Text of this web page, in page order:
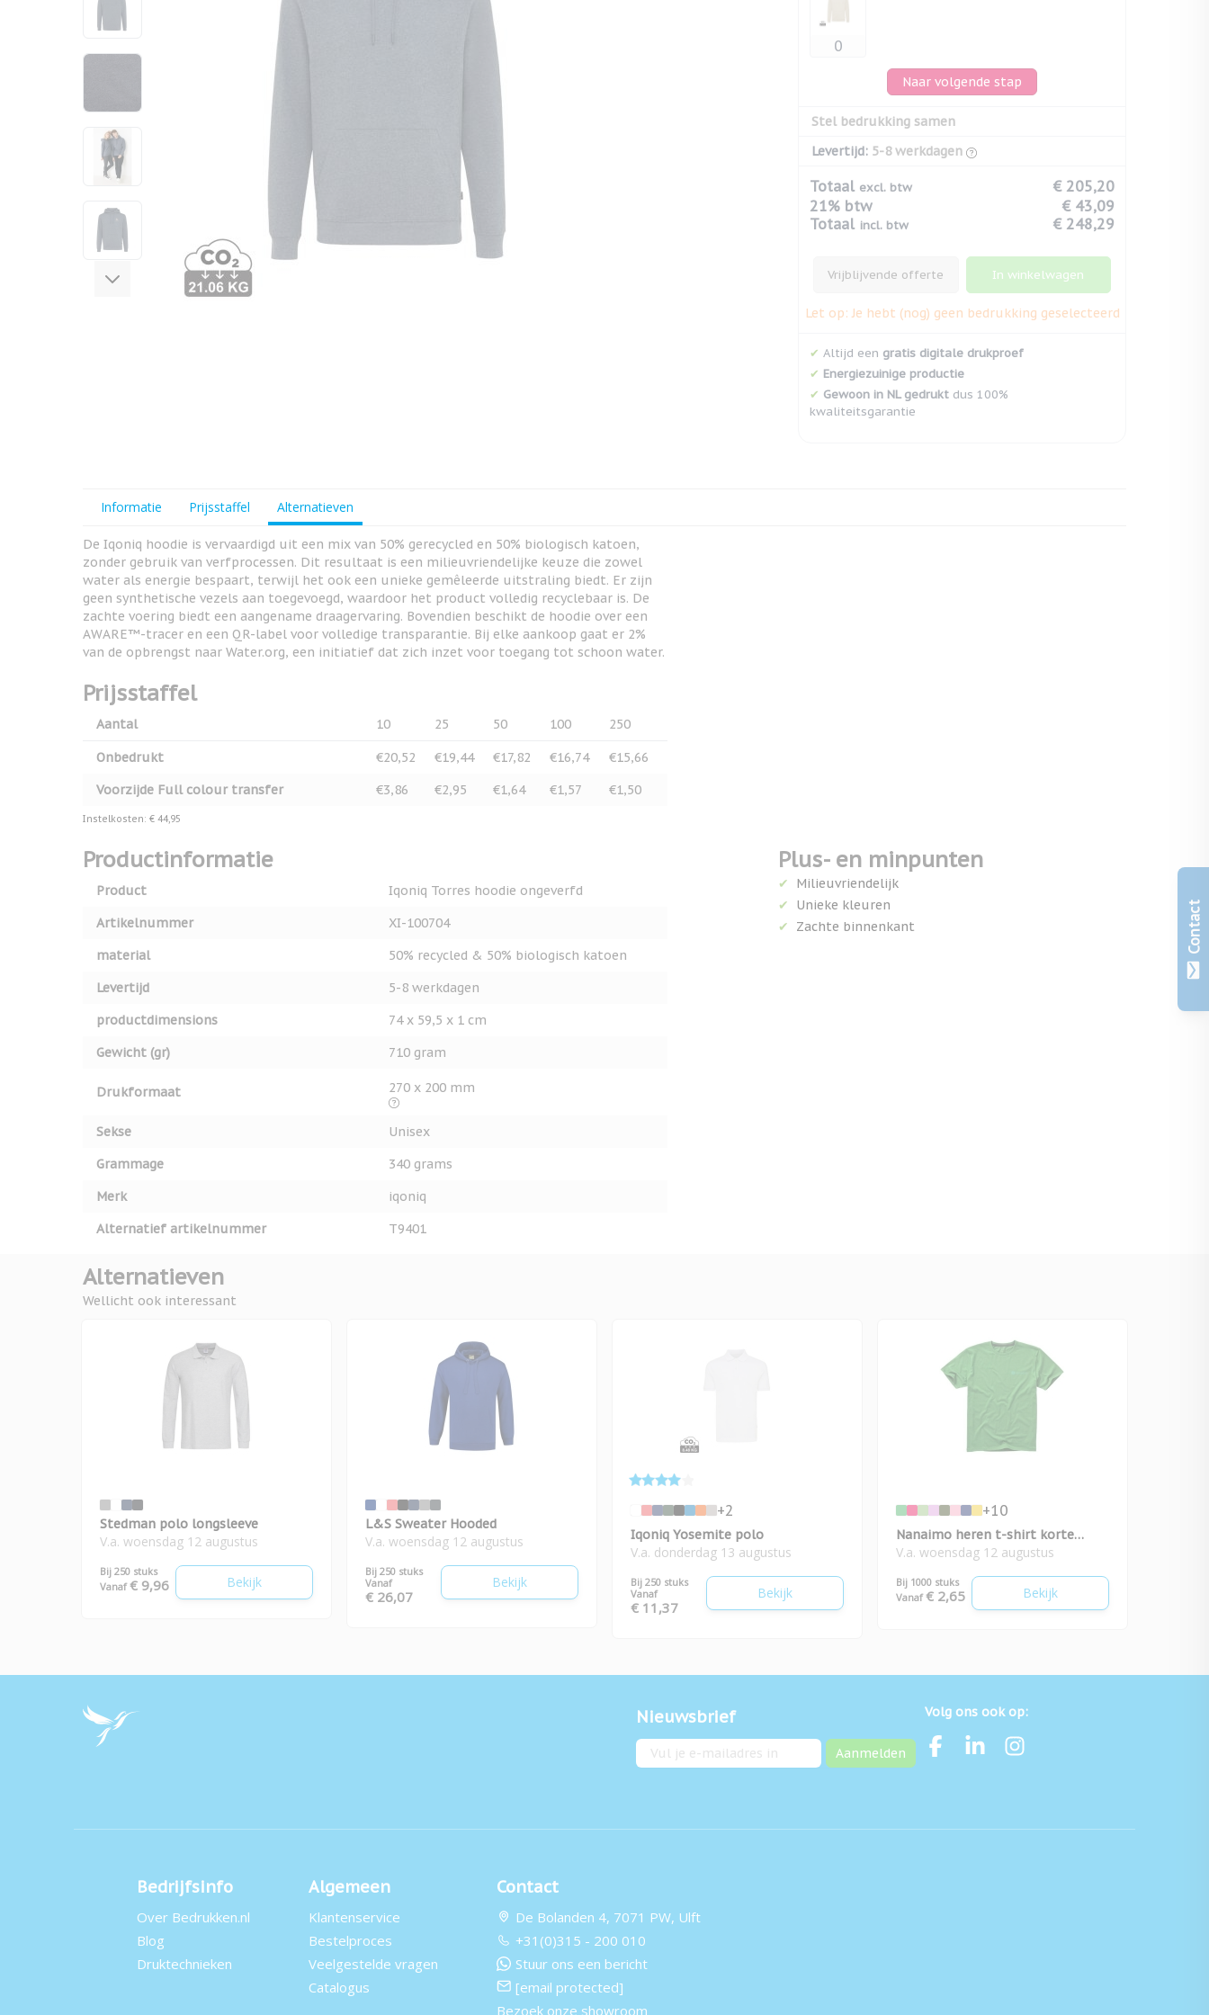
Contact
View larger image
View larger image
View larger image
View larger image
View larger image
View larger image
Naar volgende stap
Stel bedrukking samen
Levertijd: 5-8 werkdagen
Totaal excl. btw
€ 205,20
21% btw
€ 43,09
Totaal incl. btw € 248,29
Vrijblijvende offerte In winkelwagen
Let op: Je hebt (nog) geen bedrukking geselecteerd
✔ Altijd een gratis digitale drukproef
✔ Energiezuinige productie
✔ Gewoon in NL gedrukt dus 100%
kwaliteitsgarantie
Informatie Prijsstaffel Alternatieven
De Iqoniq hoodie is vervaardigd uit een mix van 50% gerecycled en 50% biologisch katoen,
zonder gebruik van verfprocessen. Dit resultaat is een milieuvriendelijke keuze die zowel
water als energie bespaart, terwijl het ook een unieke gemêleerde uitstraling biedt. Er zijn
geen synthetische vezels aan toegevoegd, waardoor het product volledig recyclebaar is. De
zachte voering biedt een aangename draagervaring. Bovendien beschikt de hoodie over een
AWARE™-tracer en een QR-label voor volledige transparantie. Bij elke aankoop gaat er 2%
van de opbrengst naar Water.org, een initiatief dat zich inzet voor toegang tot schoon water.
Prijsstaffel
Aantal 10 25 50 100 250
Onbedrukt €20,52 €19,44 €17,82 €16,74
€15,66
Voorzijde Full colour transfer
€3,86 €2,95 €1,64 €1,57 €1,50
Instelkosten: € 44,95
Productinformatie
Product
Iqoniq Torres hoodie ongeverfd
Artikelnummer
XI-100704
material
50% recycled & 50% biologisch katoen
Levertijd
5-8 werkdagen
productdimensions
74 x 59,5 x 1 cm
Gewicht (gr)
710 gram
Drukformaat 270 x 200 mm
Sekse
Unisex
Grammage
340 grams
Merk
iqoniq
Alternatief artikelnummer
T9401
Plus- en minpunten
Milieuvriendelijk
Unieke kleuren
Zachte binnenkant
Alternatieven
Wellicht ook interessant
Stedman polo longsleeve
V.a. woensdag 12 augustus
Bij 250 stuks
Vanaf € 9,96 Bekijk
L&S Sweater Hooded
V.a. woensdag 12 augustus
Bij 250 stuks
Vanaf
€ 26,07
Bekijk
+2
Iqoniq Yosemite polo
V.a. donderdag 13 augustus
Bij 250 stuks
Vanaf
€ 11,37
Bekijk
+10
Nanaimo heren t-shirt korte
mouw
V.a. woensdag 12 augustus
Bij 1000 stuks
Vanaf € 2,65 Bekijk
Nieuwsbrief
E-mailadres Aanmelden
Volg ons ook op:
Bedrijfsinfo
Over Bedrukken.nl
Blog
Druktechnieken
Algemeen
Klantenservice
Bestelproces
Veelgestelde vragen
Catalogus
Contact
De Bolanden 4, 7071 PW, Ulft
+31(0)315 - 200 010
Stuur ons een bericht
[email protected]
Bezoek onze showroom